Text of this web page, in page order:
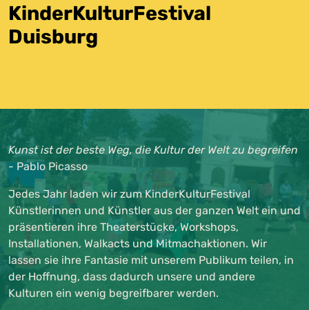
KinderKulturFestival
Duisburg
Kunst ist der beste Weg, die Kultur der Welt zu begreifen
- Pablo Picasso
Jedes Jahr laden wir zum KinderKulturFestival
Künstlerinnen und Künstler aus der ganzen Welt ein und
präsentieren ihre Theaterstücke, Workshops,
Installationen, Walkacts und Mitmachaktionen. Wir
lassen sie ihre Fantasie mit unserem Publikum teilen, in
der Hoffnung, dass dadurch unsere und andere
Kulturen ein wenig begreifbarer werden.